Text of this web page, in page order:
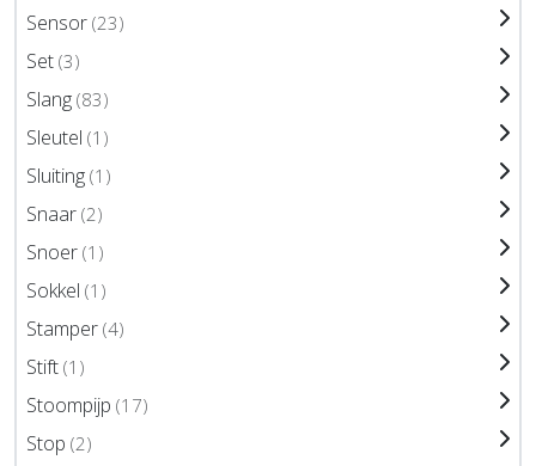
Sensor (23)
Set (3)
Slang (83)
Sleutel (1)
Sluiting (1)
Snaar (2)
Snoer (1)
Sokkel (1)
Stamper (4)
Stift (1)
Stoompijp (17)
Stop (2)